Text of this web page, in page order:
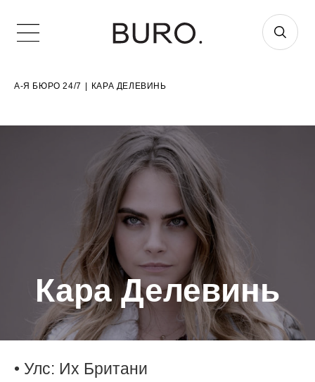
А-Я БЮРО 24/7 КАРА ДЕЛЕВИНЬ
Кара Делевинь
• Улс: Их Британи